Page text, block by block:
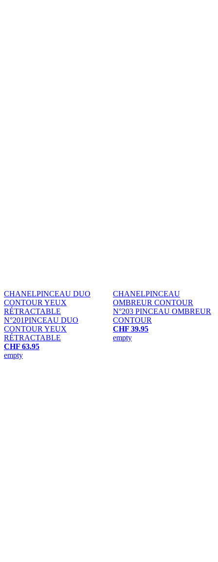
CHANELPINCEAU DUO
CONTOUR YEUX
RÉTRACTABLE
N°201PINCEAU DUO
CONTOUR YEUX
RÉTRACTABLE
CHF 63.95
empty
CHANELPINCEAU
OMBREUR CONTOUR
N°203 PINCEAU OMBREUR
CONTOUR
CHF 39.95
empty